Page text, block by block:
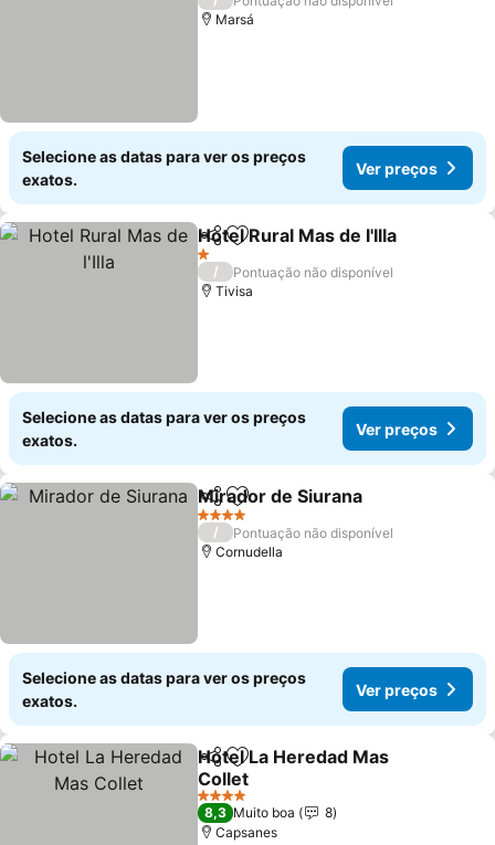
Marsá
Selecione as datas para ver os preços
exatos.
Ver preços
PartilharAdicionar aos favoritos
Hotel Rural Mas de l'Illa
1 Estrelas
/
Pontuação não disponível
Tivisa
Selecione as datas para ver os preços
exatos.
Ver preços
PartilharAdicionar aos favoritos
Mirador de Siurana
4 Estrelas
/
Pontuação não disponível
Cornudella
Selecione as datas para ver os preços
exatos.
Ver preços
PartilharAdicionar aos favoritos
Hotel La Heredad Mas
Collet
4 Estrelas
8,3 Muito boa
8
Capsanes